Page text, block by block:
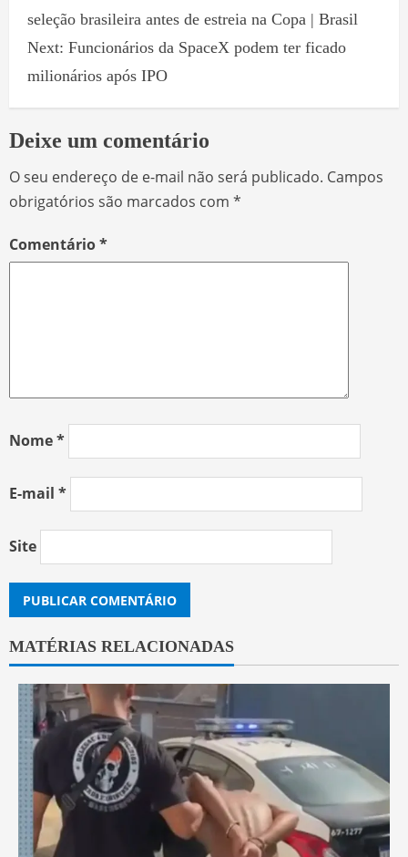
seleção brasileira antes de estreia na Copa | Brasil
Next: Funcionários da SpaceX podem ter ficado
milionários após IPO
Deixe um comentário
O seu endereço de e-mail não será publicado. Campos
obrigatórios são marcados com *
Comentário*
Nome*
E-mail *
Site
MATÉRIAS RELACIONADAS